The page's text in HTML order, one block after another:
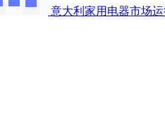
意大利家用电器市场